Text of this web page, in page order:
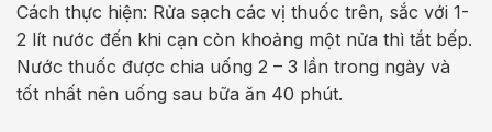
Cách thực hiện: Rửa sạch các vị thuốc trên, sắc với 1-
2 lít nước đến khi cạn còn khoảng một nửa thì tắt bếp.
Nước thuốc được chia uống 2 – 3 lần trong ngày và
tốt nhất nên uống sau bữa ăn 40 phút.